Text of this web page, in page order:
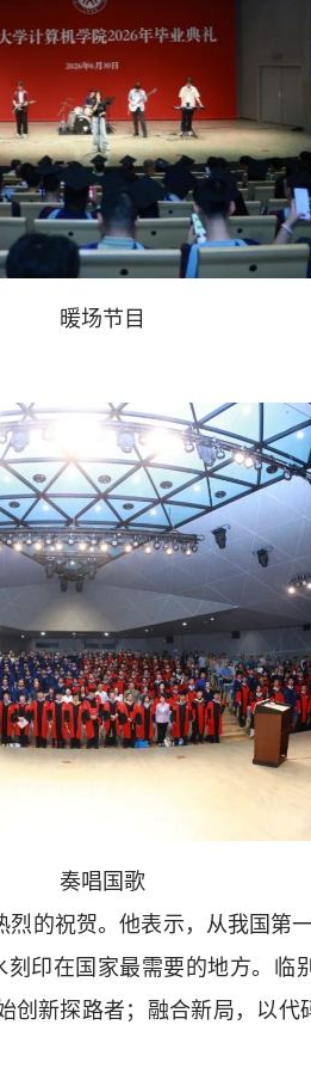
暖场节目
奏唱国歌
的祝贺。他表示，从我国第
印在国家最需要的地方。临
创新探路者；融合新局，以